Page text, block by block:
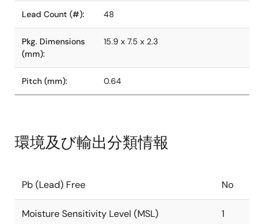
Lead Count (#): 48
Pkg. Dimensions
(mm):
15.9 x 7.5 x 2.3
Pitch (mm): 0.64
環境及び輸出分類情報
Pb (Lead) Free No
Moisture Sensitivity Level (MSL) 1